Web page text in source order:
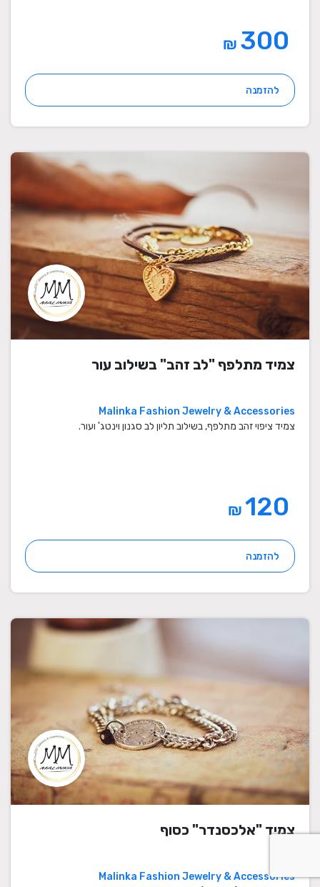
₪
להזמנה
צמיד מתלפף "לב זהב" בשילוב עור
Malinka Fashion Jewelry & Accessories
צמיד ציפוי זהב מתלפף, בשילוב תליון לב סגנון וינטג' ועור.
₪
להזמנה
צמיד "אלכסנדר" כסוף
Malinka Fashion Jewelry & Accessories